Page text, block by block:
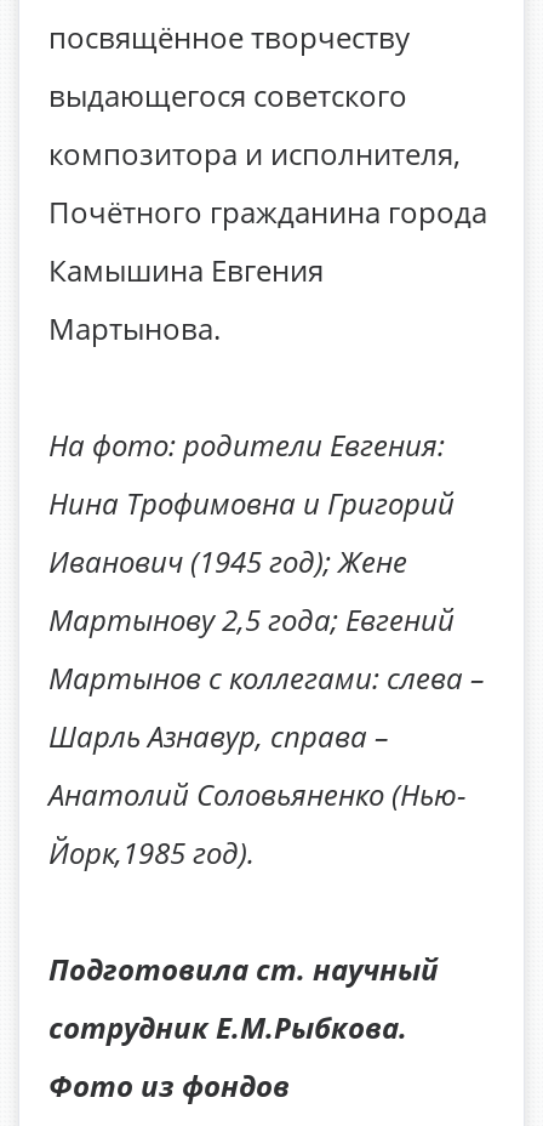
посвящённое творчеству
выдающегося советского
композитора и исполнителя,
Почётного гражданина города
Камышина Евгения
Мартынова.
На фото: родители Евгения:
Нина Трофимовна и Григорий
Иванович (1945 год); Жене
Мартынову 2,5 года; Евгений
Мартынов с коллегами: слева –
Шарль Азнавур, справа –
Анатолий Соловьяненко (Нью-
Йорк,1985 год).
Подготовила ст. научный
сотрудник Е.М.Рыбкова.
Фото из фондов